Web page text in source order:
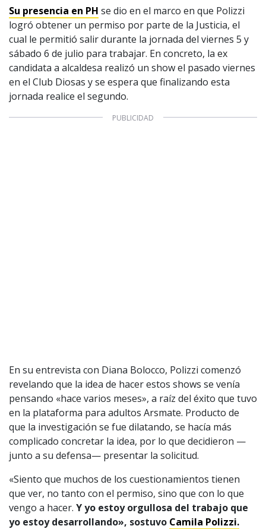
Su presencia en PH se dio en el marco en que Polizzi
logró obtener un permiso por parte de la Justicia, el
cual le permitió salir durante la jornada del viernes 5 y
sábado 6 de julio para trabajar. En concreto, la ex
candidata a alcaldesa realizó un show el pasado viernes
en el Club Diosas y se espera que finalizando esta
jornada realice el segundo.
En su entrevista con Diana Bolocco, Polizzi comenzó
revelando que la idea de hacer estos shows se venía
pensando «hace varios meses», a raíz del éxito que tuvo
en la plataforma para adultos Arsmate. Producto de
que la investigación se fue dilatando, se hacía más
complicado concretar la idea, por lo que decidieron —
junto a su defensa— presentar la solicitud.
«Siento que muchos de los cuestionamientos tienen
que ver, no tanto con el permiso, sino que con lo que
vengo a hacer. Y yo estoy orgullosa del trabajo que
yo estoy desarrollando», sostuvo Camila Polizzi.